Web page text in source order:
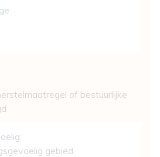
of bestuurlijke
gebied